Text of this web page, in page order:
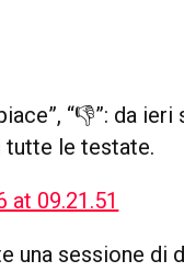
“👎”: da
tutte le testate.
una sessione di